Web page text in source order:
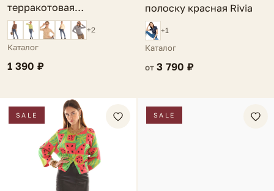
терракотовая
однотонная Vinuela
+2
Каталог
1 390 ₽
полоску красная Rivia
+1
Каталог
от 3 790 ₽
SALE SALE